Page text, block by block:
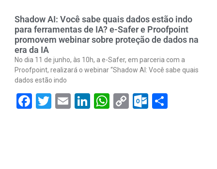
Shadow AI: Você sabe quais dados estão indo
para ferramentas de IA? e-Safer e Proofpoint
promovem webinar sobre proteção de dados na
era da IA
No dia 11 de junho, às 10h, a e-Safer, em parceria com a
Proofpoint, realizará o webinar “Shadow AI: Você sabe quais
dados estão indo
Facebook
Twitter
EmailLinkedIn
WhatsApp
Copy